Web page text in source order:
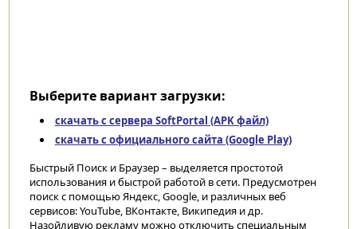
Выберите вариант загрузки:
скачать с сервера SoftPortal (APK файл)
скачать с официального сайта (Google Play)
Быстрый Поиск и Браузер – выделяется простотой
использования и быстрой работой в сети. Предусмотрен
поиск с помощью Яндекс, Google, и различных веб
сервисов: YouTube, ВКонтакте, Википедия и др.
Назойливую рекламу можно отключить специальным